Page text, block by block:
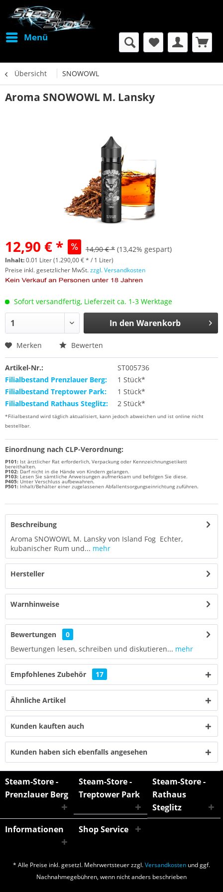
Menü
Übersicht SNOWOWL
Aroma SNOWOWL M. Lansky
12,90 € * 14,90 € * (13,42% gespart)
Inhalt:0.01 Liter (1.290,00 € * / 1 Liter)
Preise inkl. gesetzlicher MwSt.zzgl. Versandkosten
Sofort versandfertig, Lieferzeit ca. 1-3 Werktage
In den Warenkorb
Merken Bewerten
Artikel-Nr.:
ST005736
Filialbestand Prenzlauer Berg:
1 Stück*
Filialbestand Treptower Park:
1 Stück*
Filialbestand Rathaus Steglitz:
2 Stück*
*Filialbestand wird täglich aktualisiert, kann jedoch abweichen und ist online nicht
bestellbar.
Einordnung nach CLP-Verordnung:
P101: Ist ärztlicher Rat erforderlich, Verpackung oder Kennzeichnungsetikett
bereithalten.
P102: Darf nicht in die Hände von Kindern gelangen.
P103: Lesen Sie sämtliche Anweisungen aufmerksam und befolgen Sie diese.
P405: Unter Verschluss aufbewahren.
P501: Inhalt/Behälter einer zugelassenen Abfallentsorgungseinrichtung zuführen.
Beschreibung
Aroma SNOWOWL M. Lansky von Island Fog Echter,
kubanischer Rum und... mehr
Hersteller
Warnhinweise
Bewertungen
0
Bewertungen lesen, schreiben und diskutieren... mehr
Empfohlenes Zubehör 17
Ähnliche Artikel
Kunden kauften auch
Kunden haben sich ebenfalls angesehen
Steam-Store -
Prenzlauer Berg
Steam-Store -
Treptower Park
Steam-Store -
Rathaus
Steglitz
Informationen
Shop Service
* Alle Preise inkl. gesetzl. Mehrwertsteuer zzgl.Versandkosten und ggf.
Nachnahmegebühren, wenn nicht anders beschrieben